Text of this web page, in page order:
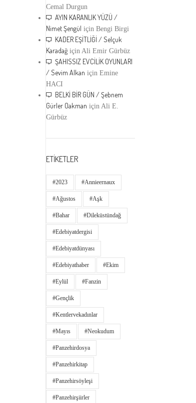
Cemal Durgun
AYIN KARANLIK YÜZÜ /
Nimet Şengül içinBengi Birgi
KADER EŞİTLİĞİ / Selçuk
Karadağ içinAli Emir Gürbüz
ŞAHISSIZ EVCİLİK OYUNLARI
/ Sevim Alkan içinEmine
HACI
BELKİ BİR GÜN / Şebnem
Gürler Oakman içinAli E.
Gürbüz
ETİKETLER
#2023 #annieernaux
#ağustos #aşk
#bahar #dileküstündağ
#edebiyatdergisi
#edebiyatdünyası
#edebiyathaber #ekim
#eylül #fanzin
#gençlik
#kentlervekadınlar
#Mayıs #neokudum
#panzehirdosya
#panzehirkitap
#panzehirsöyleşi
#panzehirşiirler